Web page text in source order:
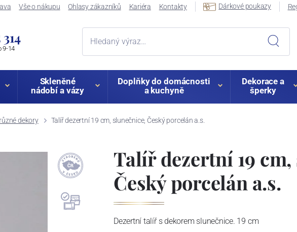
Vše o nákupu Ohlasy zákazníků Kariéra Kontakty Dárkové poukazy
9-14
Skleněné
nádobí a vázy
Doplňky do domácnosti
a kuchyně
Dekorace a
šperky
dekory Talíř dezertní 19 cm, slunečnice, Český porcelán a.s.
Talíř dezertní 19
Český porcelán a.s.
Dezertní talíř s dekorem slunečnice. 19 cm